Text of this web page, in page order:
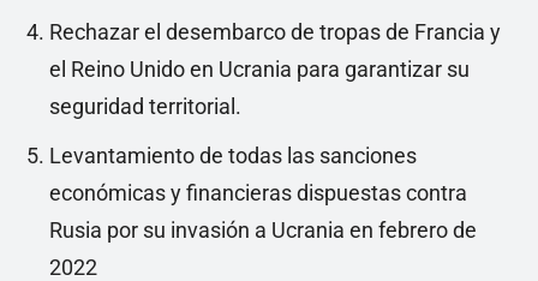
Rechazar el desembarco de tropas de Francia y
el Reino Unido en Ucrania para garantizar su
seguridad territorial.
Levantamiento de todas las sanciones
económicas y financieras dispuestas contra
Rusia por su invasión a Ucrania en febrero de
2022